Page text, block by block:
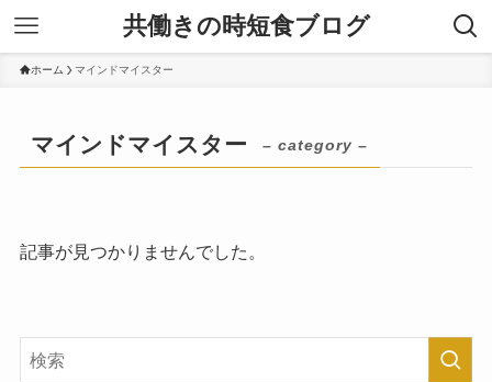
共働きの時短食ブログ
ホーム マインドマイスター
マインドマイスター – category –
記事が見つかりませんでした。